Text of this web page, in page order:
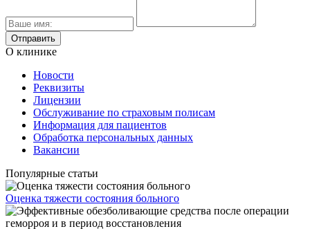
О клинике
Новости
Реквизиты
Лицензии
Обслуживание по страховым полисам
Информация для пациентов
Обработка персональных данных
Вакансии
Популярные статьи
Оценка тяжести состояния больного